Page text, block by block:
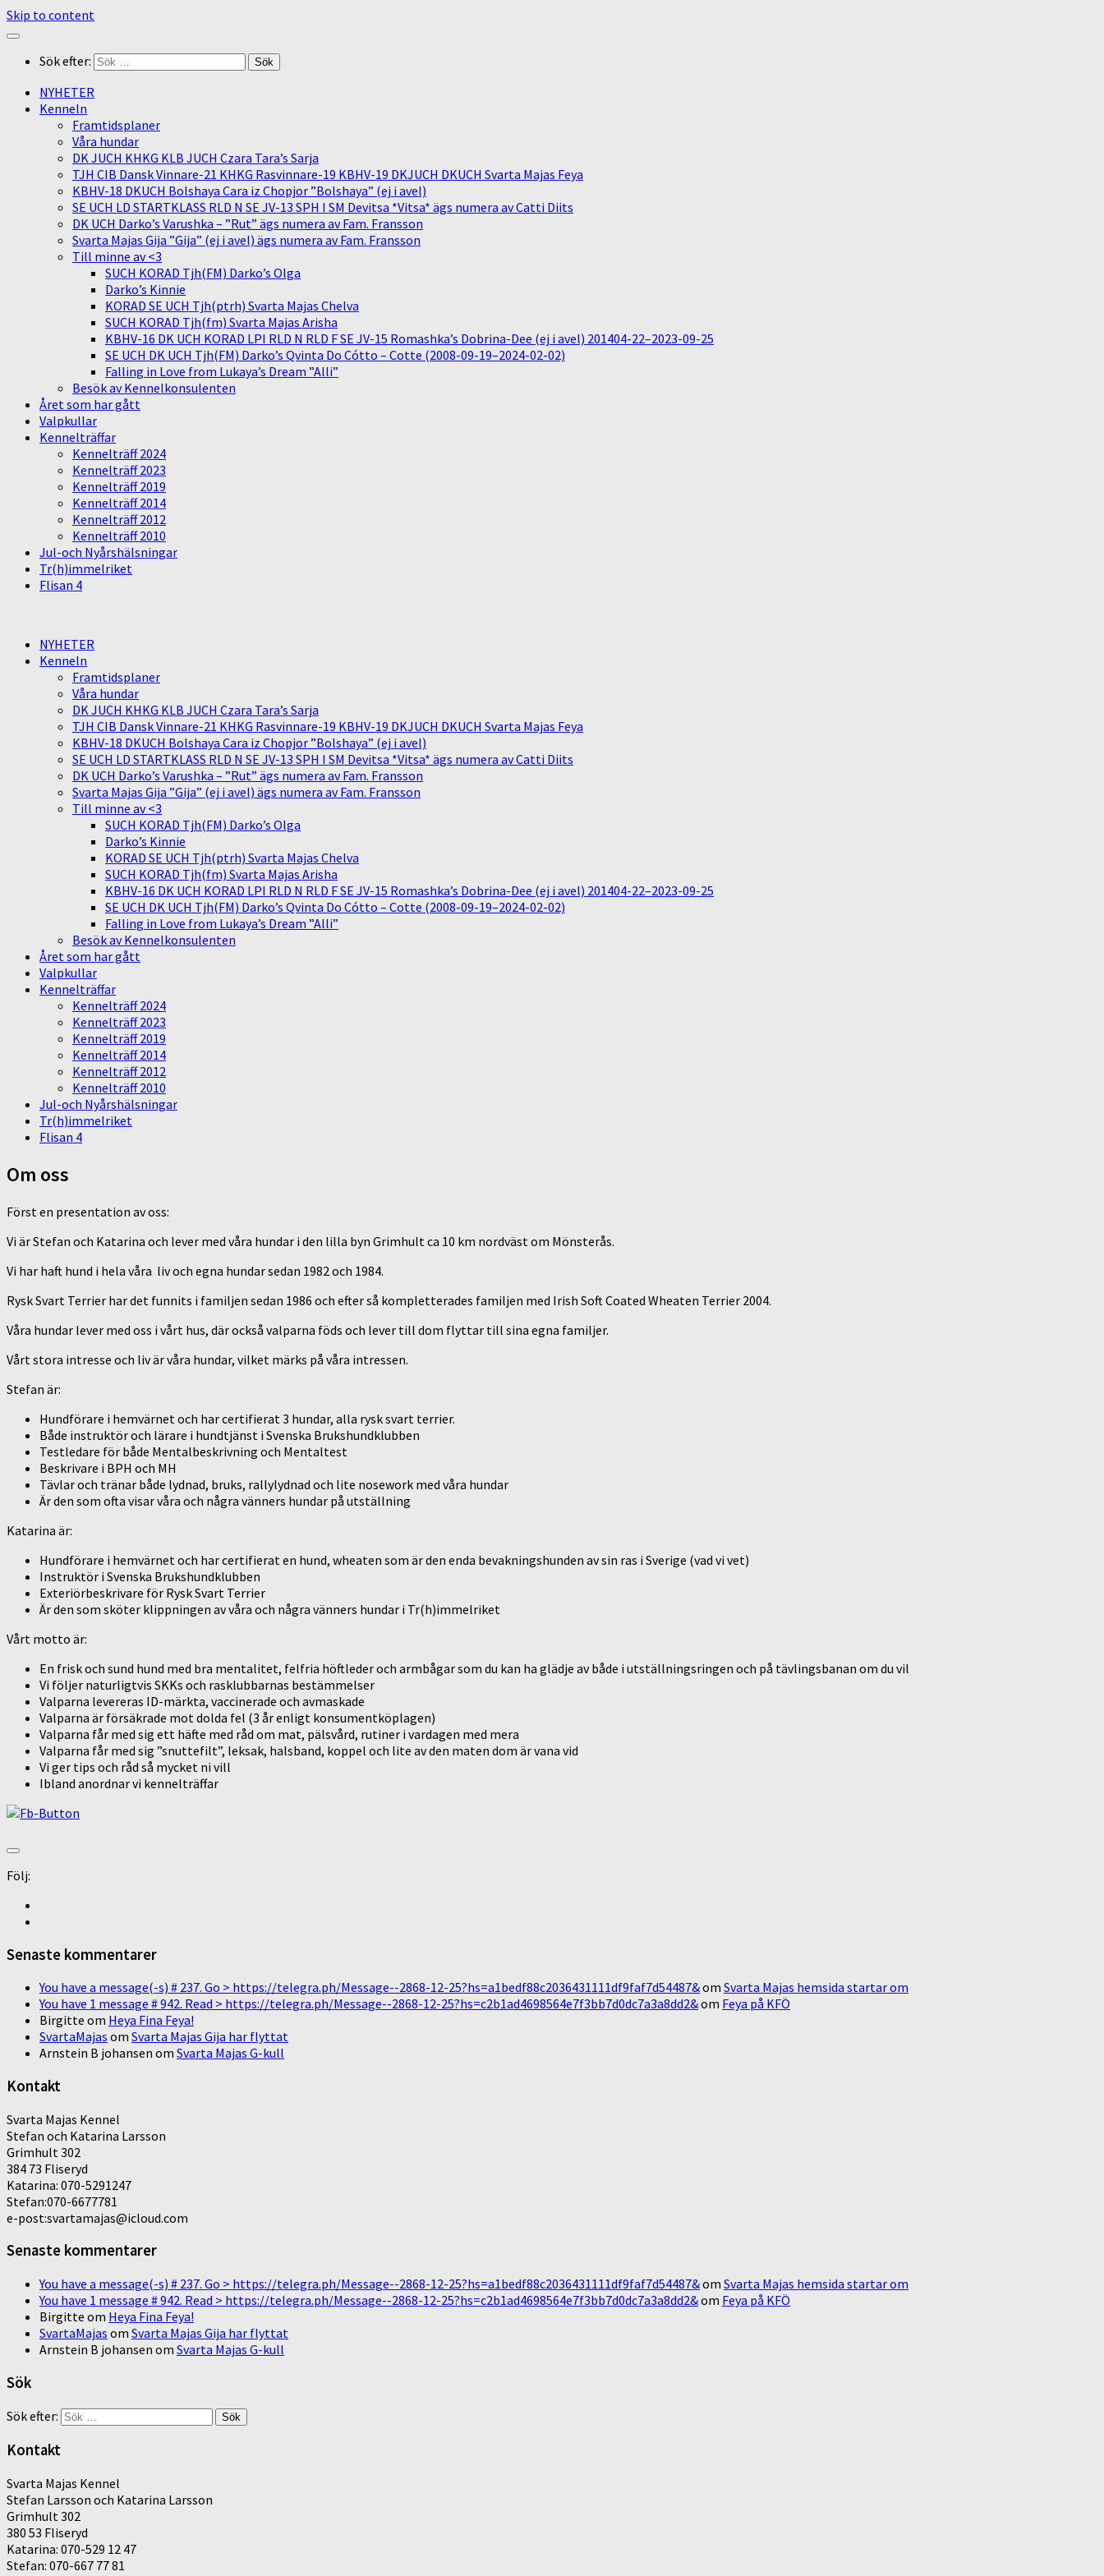
Skip to content
Sök efter:
NYHETER
Kenneln
Framtidsplaner
Våra hundar
DK JUCH KHKG KLB JUCH Czara Tara’s Sarja
TJH CIB Dansk Vinnare-21 KHKG Rasvinnare-19 KBHV-19 DKJUCH DKUCH Svarta Majas Feya
KBHV-18 DKUCH Bolshaya Cara iz Chopjor ”Bolshaya” (ej i avel)
SE UCH LD STARTKLASS RLD N SE JV-13 SPH I SM Devitsa *Vitsa* ägs numera av Catti Diits
DK UCH Darko’s Varushka – ”Rut” ägs numera av Fam. Fransson
Svarta Majas Gija ”Gija” (ej i avel) ägs numera av Fam. Fransson
Till minne av <3
SUCH KORAD Tjh(FM) Darko’s Olga
Darko’s Kinnie
KORAD SE UCH Tjh(ptrh) Svarta Majas Chelva
SUCH KORAD Tjh(fm) Svarta Majas Arisha
KBHV-16 DK UCH KORAD LPI RLD N RLD F SE JV-15 Romashka’s Dobrina-Dee (ej i avel) 201404-22–2023-09-25
SE UCH DK UCH Tjh(FM) Darko’s Qvinta Do Cótto – Cotte (2008-09-19–2024-02-02)
Falling in Love from Lukaya’s Dream ”Alli”
Besök av Kennelkonsulenten
Året som har gått
Valpkullar
Kennelträffar
Kennelträff 2024
Kennelträff 2023
Kennelträff 2019
Kennelträff 2014
Kennelträff 2012
Kennelträff 2010
Jul-och Nyårshälsningar
Tr(h)immelriket
Flisan 4
NYHETER
Kenneln
Framtidsplaner
Våra hundar
DK JUCH KHKG KLB JUCH Czara Tara’s Sarja
TJH CIB Dansk Vinnare-21 KHKG Rasvinnare-19 KBHV-19 DKJUCH DKUCH Svarta Majas Feya
KBHV-18 DKUCH Bolshaya Cara iz Chopjor ”Bolshaya” (ej i avel)
SE UCH LD STARTKLASS RLD N SE JV-13 SPH I SM Devitsa *Vitsa* ägs numera av Catti Diits
DK UCH Darko’s Varushka – ”Rut” ägs numera av Fam. Fransson
Svarta Majas Gija ”Gija” (ej i avel) ägs numera av Fam. Fransson
Till minne av <3
SUCH KORAD Tjh(FM) Darko’s Olga
Darko’s Kinnie
KORAD SE UCH Tjh(ptrh) Svarta Majas Chelva
SUCH KORAD Tjh(fm) Svarta Majas Arisha
KBHV-16 DK UCH KORAD LPI RLD N RLD F SE JV-15 Romashka’s Dobrina-Dee (ej i avel) 201404-22–2023-09-25
SE UCH DK UCH Tjh(FM) Darko’s Qvinta Do Cótto – Cotte (2008-09-19–2024-02-02)
Falling in Love from Lukaya’s Dream ”Alli”
Besök av Kennelkonsulenten
Året som har gått
Valpkullar
Kennelträffar
Kennelträff 2024
Kennelträff 2023
Kennelträff 2019
Kennelträff 2014
Kennelträff 2012
Kennelträff 2010
Jul-och Nyårshälsningar
Tr(h)immelriket
Flisan 4
Om oss
Först en presentation av oss:
Vi är Stefan och Katarina och lever med våra hundar i den lilla byn Grimhult ca 10 km nordväst om Mönsterås.
Vi har haft hund i hela våra liv och egna hundar sedan 1982 och 1984.
Rysk Svart Terrier har det funnits i familjen sedan 1986 och efter så kompletterades familjen med Irish Soft Coated Wheaten Terrier 2004.
Våra hundar lever med oss i vårt hus, där också valparna föds och lever till dom flyttar till sina egna familjer.
Vårt stora intresse och liv är våra hundar, vilket märks på våra intressen.
Stefan är:
Hundförare i hemvärnet och har certifierat 3 hundar, alla rysk svart terrier.
Både instruktör och lärare i hundtjänst i Svenska Brukshundklubben
Testledare för både Mentalbeskrivning och Mentaltest
Beskrivare i BPH och MH
Tävlar och tränar både lydnad, bruks, rallylydnad och lite nosework med våra hundar
Är den som ofta visar våra och några vänners hundar på utställning
Katarina är:
Hundförare i hemvärnet och har certifierat en hund, wheaten som är den enda bevakningshunden av sin ras i Sverige (vad vi vet)
Instruktör i Svenska Brukshundklubben
Exteriörbeskrivare för Rysk Svart Terrier
Är den som sköter klippningen av våra och några vänners hundar i Tr(h)immelriket
Vårt motto är:
En frisk och sund hund med bra mentalitet, felfria höftleder och armbågar som du kan ha glädje av både i utställningsringen och på tävlingsbanan om du vil
Vi följer naturligtvis SKKs och rasklubbarnas bestämmelser
Valparna levereras ID-märkta, vaccinerade och avmaskade
Valparna är försäkrade mot dolda fel (3 år enligt konsumentköplagen)
Valparna får med sig ett häfte med råd om mat, pälsvård, rutiner i vardagen med mera
Valparna får med sig ”snuttefilt”, leksak, halsband, koppel och lite av den maten dom är vana vid
Vi ger tips och råd så mycket ni vill
Ibland anordnar vi kennelträffar
Följ:
Senaste kommentarer
You have a message(-s) # 237. Go > https://telegra.ph/Message--2868-12-25?hs=a1bedf88c2036431111df9faf7d54487&om Svarta Majas hemsida startar om
You have 1 message # 942. Read > https://telegra.ph/Message--2868-12-25?hs=c2b1ad4698564e7f3bb7d0dc7a3a8dd2&om Feya på KFÖ
Birgitte om Heya Fina Feya!
SvartaMajas om Svarta Majas Gija har flyttat
Arnstein B johansen om Svarta Majas G-kull
Kontakt
Svarta Majas Kennel
Stefan och Katarina Larsson
Grimhult 302
384 73 Fliseryd
Katarina: 070-5291247
Stefan:070-6677781
e-post:svartamajas@icloud.com
Senaste kommentarer
You have a message(-s) # 237. Go > https://telegra.ph/Message--2868-12-25?hs=a1bedf88c2036431111df9faf7d54487&om Svarta Majas hemsida startar om
You have 1 message # 942. Read > https://telegra.ph/Message--2868-12-25?hs=c2b1ad4698564e7f3bb7d0dc7a3a8dd2&om Feya på KFÖ
Birgitte om Heya Fina Feya!
SvartaMajas om Svarta Majas Gija har flyttat
Arnstein B johansen om Svarta Majas G-kull
Sök
Sök efter:
Kontakt
Svarta Majas Kennel
Stefan Larsson och Katarina Larsson
Grimhult 302
380 53 Fliseryd
Katarina: 070-529 12 47
Stefan: 070-667 77 81